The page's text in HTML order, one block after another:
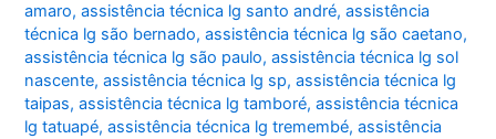
amaro,assistência técnica lg santo andré,assistência
técnica lg são bernado,assistência técnica lg são caetano,
assistência técnica lg são paulo,assistência técnica lg sol
nascente,assistência técnica lg sp,assistência técnica lg
taipas,assistência técnica lg tamboré,assistência técnica
lg tatuapé,assistência técnica lg tremembé,assistência